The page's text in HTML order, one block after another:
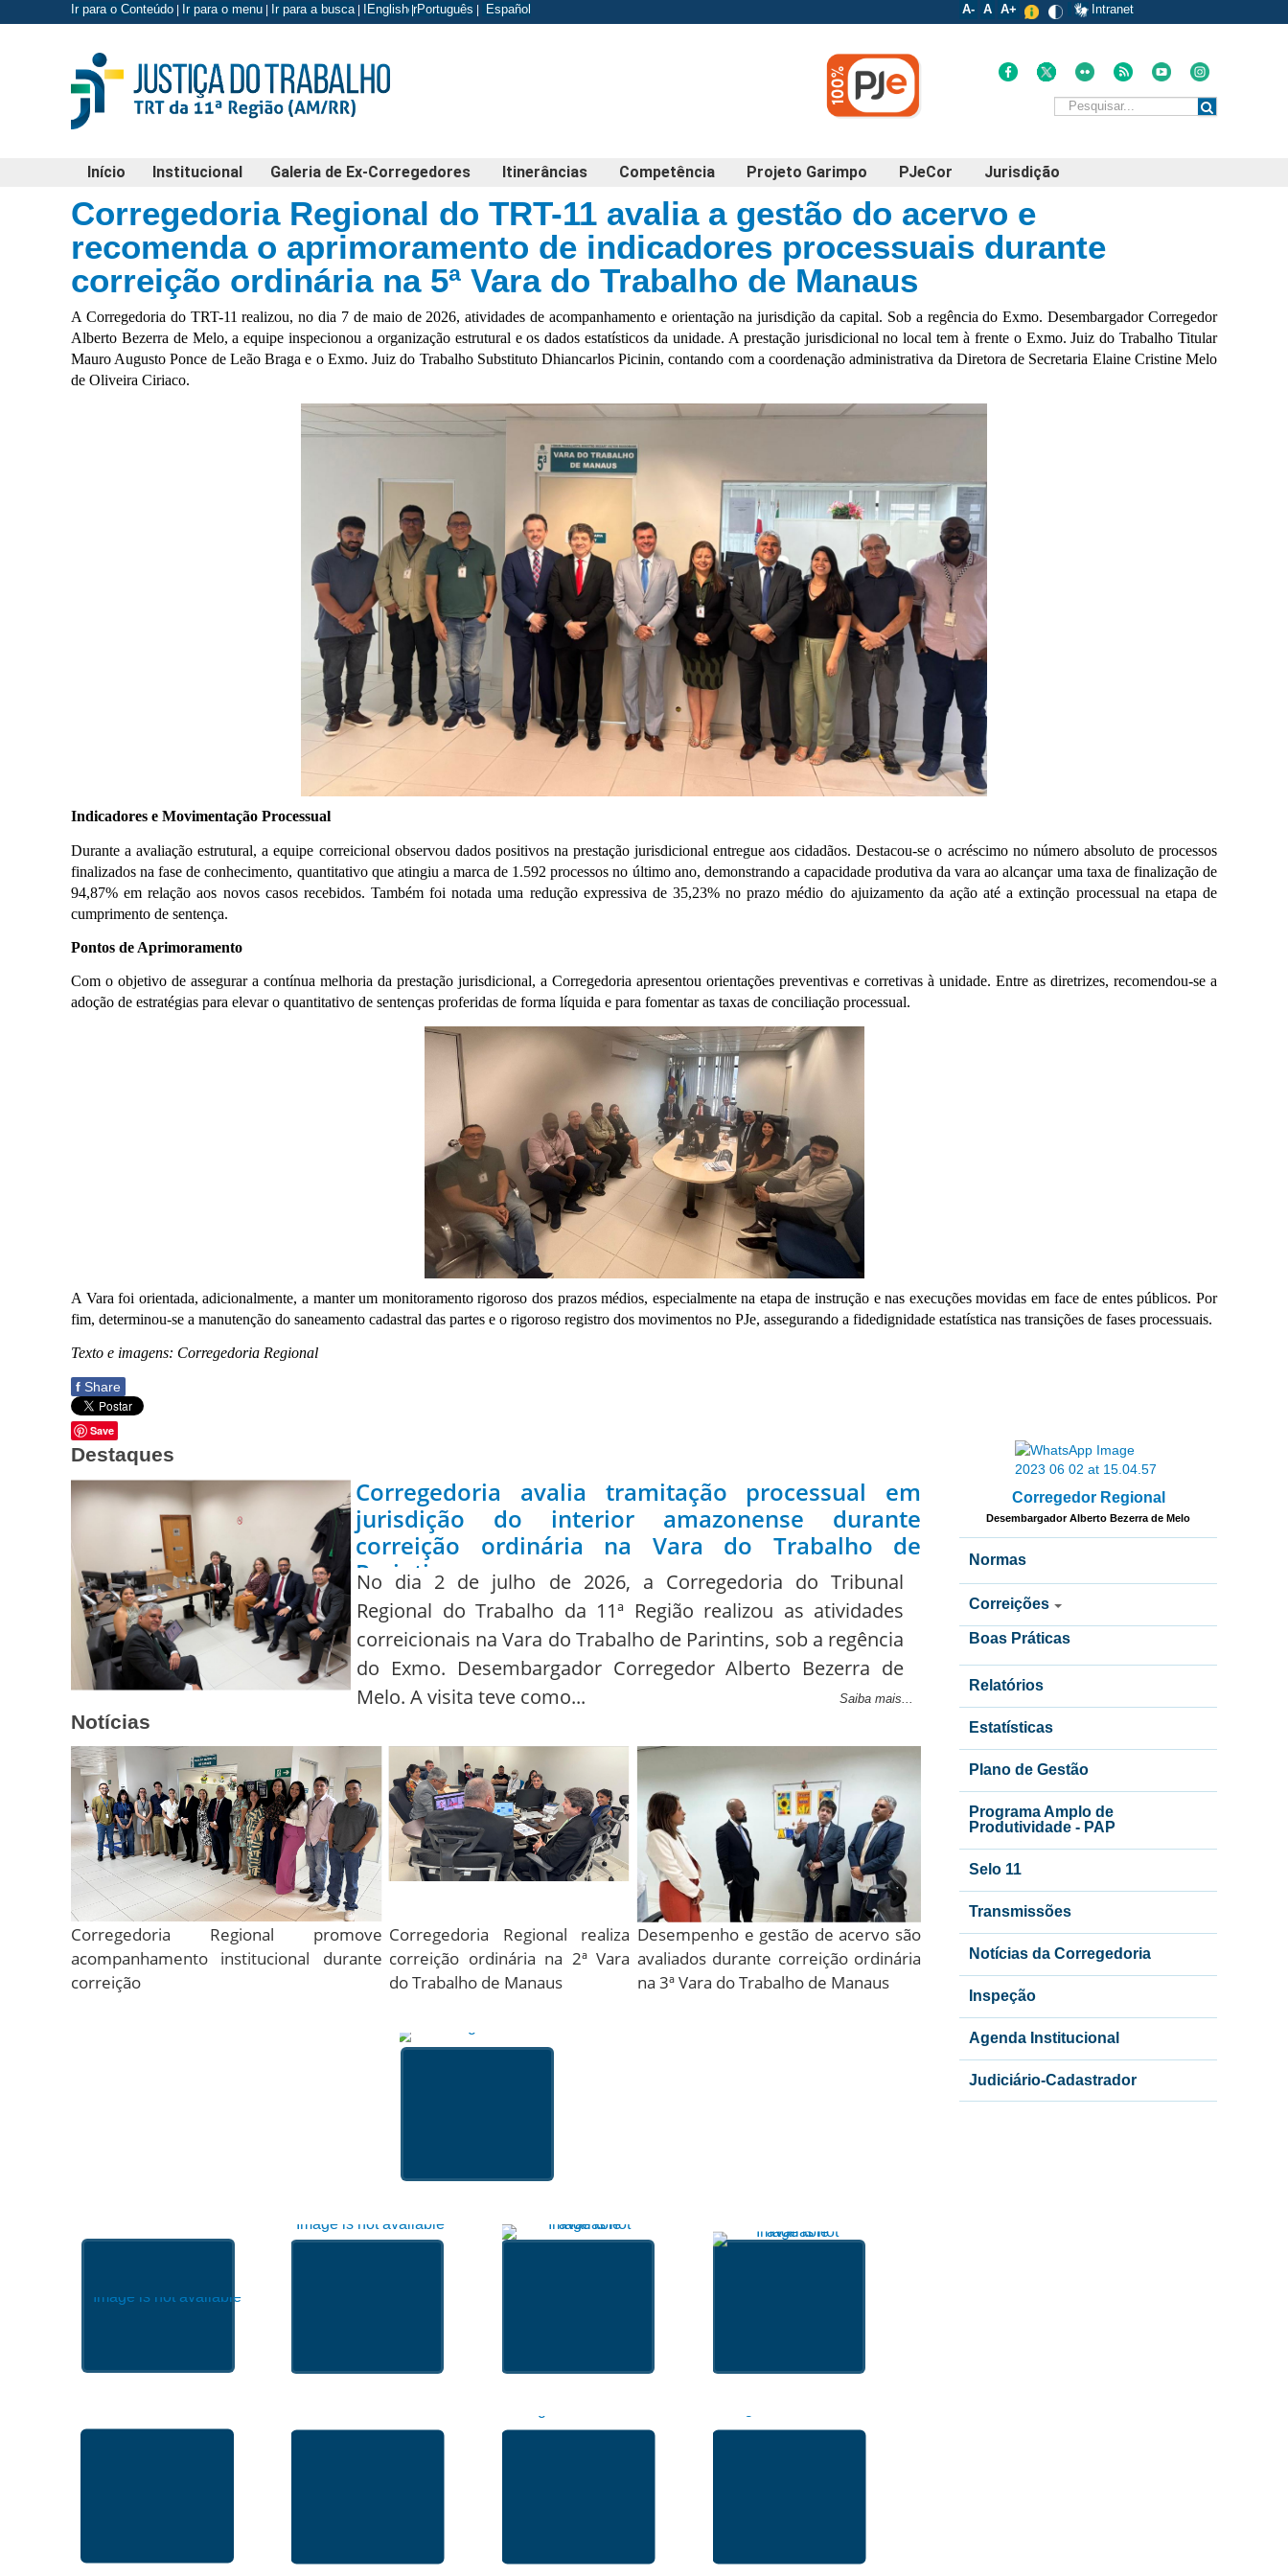
Ir para o Conteúdo Ir para o menu Ir para a busca| Ir para o rodapé
English|Português Español A- A A+ Intranet
Início Institucional Galeria de Ex-Corregedores Itinerâncias Competência Projeto Garimpo PJeCor Jurisdição
Corregedoria Regional do TRT-11 avalia a gestão do acervo e
recomenda o aprimoramento de indicadores processuais durante
correição ordinária na 5ª Vara do Trabalho de Manaus
A Corregedoria do TRT-11 realizou, no dia 7 de maio de 2026, atividades de acompanhamento e orientação na jurisdição da capital. Sob a regência do Exmo. Desembargador Corregedor
Alberto Bezerra de Melo, a equipe inspecionou a organização estrutural e os dados estatísticos da unidade. A prestação jurisdicional no local tem à frente o Exmo. Juiz do Trabalho Titular
Mauro Augusto Ponce de Leão Braga e o Exmo. Juiz do Trabalho Substituto Dhiancarlos Picinin, contando com a coordenação administrativa da Diretora de Secretaria Elaine Cristine Melo
de Oliveira Ciriaco.
Indicadores e Movimentação Processual
Durante a avaliação estrutural, a equipe correicional observou dados positivos na prestação jurisdicional entregue aos cidadãos. Destacou-se o acréscimo no número absoluto de processos
finalizados na fase de conhecimento, quantitativo que atingiu a marca de 1.592 processos no último ano, demonstrando a capacidade produtiva da vara ao alcançar uma taxa de finalização de
94,87% em relação aos novos casos recebidos. Também foi notada uma redução expressiva de 35,23% no prazo médio do ajuizamento da ação até a extinção processual na etapa de
cumprimento de sentença.
Pontos de Aprimoramento
Com o objetivo de assegurar a contínua melhoria da prestação jurisdicional, a Corregedoria apresentou orientações preventivas e corretivas à unidade. Entre as diretrizes, recomendou-se a
adoção de estratégias para elevar o quantitativo de sentenças proferidas de forma líquida e para fomentar as taxas de conciliação processual.
A Vara foi orientada, adicionalmente, a manter um monitoramento rigoroso dos prazos médios, especialmente na etapa de instrução e nas execuções movidas em face de entes públicos. Por
fim, determinou-se a manutenção do saneamento cadastral das partes e o rigoroso registro dos movimentos no PJe, assegurando a fidedignidade estatística nas transições de fases processuais.
Texto e imagens: Corregedoria Regional
f Share
Save
Destaques
Corregedoria avalia tramitação processual em
jurisdição do interior amazonense durante
correição ordinária na Vara do Trabalho de
Parintins
No dia 2 de julho de 2026, a Corregedoria do Tribunal
Regional do Trabalho da 11ª Região realizou as atividades
correicionais na Vara do Trabalho de Parintins, sob a regência
do Exmo. Desembargador Corregedor Alberto Bezerra de
Melo. A visita teve como...
Saiba mais...
Notícias
Desempenho e gestão de acervo são
avaliados durante correição ordinária
na 3ª Vara do Trabalho de Manaus
Corregedoria Regional promove
acompanhamento institucional durante
correição
Corregedoria Regional realiza
correição ordinária na 2ª Vara
do Trabalho de Manaus
Itinerâncias
Corregedor Regional
Desembargador Alberto Bezerra de Melo
Normas
Correições
Boas Práticas
Relatórios
Estatísticas
Plano de Gestão
Programa Amplo de
Produtividade - PAP
Selo 11
Transmissões
Notícias da Corregedoria
Inspeção
Agenda Institucional
Judiciário-Cadastrador